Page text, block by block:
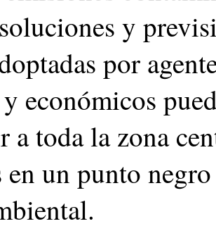
y
por
económicos
a toda la zona
un punto negro